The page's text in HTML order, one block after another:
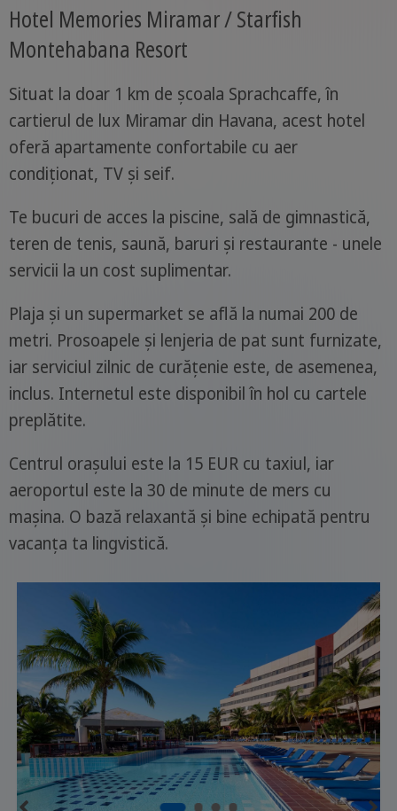
Hotel Memories Miramar / Starfish
Montehabana Resort
Situat la doar 1 km de școala Sprachcaffe, în
cartierul de lux Miramar din Havana, acest hotel
oferă apartamente confortabile cu aer
condiționat, TV și seif.
Te bucuri de acces la piscine, sală de gimnastică,
teren de tenis, saună, baruri și restaurante - unele
servicii la un cost suplimentar.
Plaja și un supermarket se află la numai 200 de
metri. Prosoapele și lenjeria de pat sunt furnizate,
iar serviciul zilnic de curățenie este, de asemenea,
inclus. Internetul este disponibil în hol cu cartele
preplătite.
Centrul orașului este la 15 EUR cu taxiul, iar
aeroportul este la 30 de minute de mers cu
mașina. O bază relaxantă și bine echipată pentru
vacanța ta lingvistică.